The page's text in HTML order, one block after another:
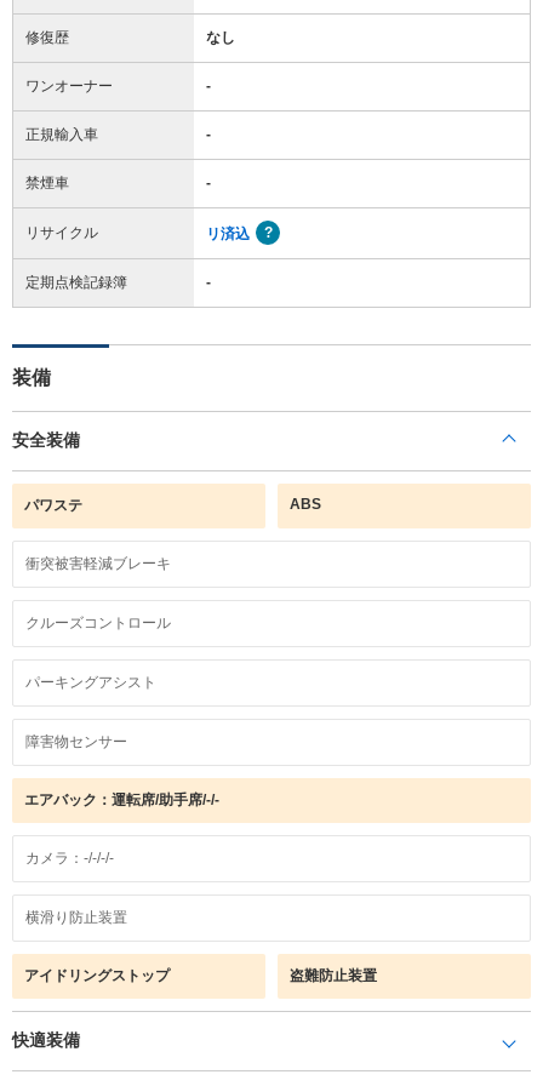
修復歴 なし
ワンオーナー -
正規輸入車 -
禁煙車 -
リサイクル リ済込
定期点検記録簿 -
装備
安全装備
パワステ ABS
衝突被害軽減ブレーキ
クルーズコントロール
パーキングアシスト
障害物センサー
エアバック：運転席/助手席/-/-
カメラ：-/-/-/-
横滑り防止装置
アイドリングストップ 盗難防止装置
快適装備